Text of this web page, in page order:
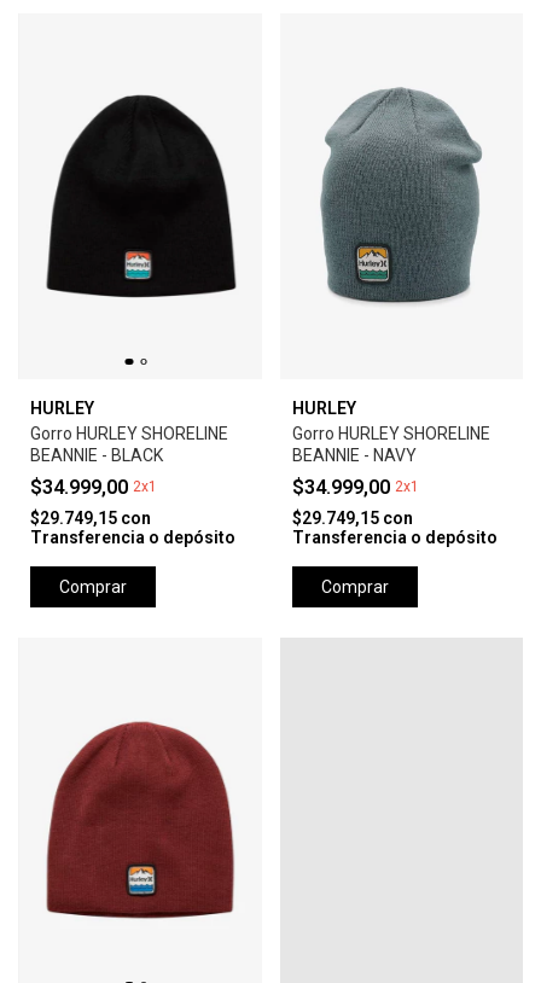
HURLEY
Gorro HURLEY SHORELINE
BEANNIE - BLACK
$34.999,00 2x1
$29.749,15 con
Transferencia o depósito
Comprar
HURLEY
Gorro HURLEY SHORELINE
BEANNIE - NAVY
$34.999,00 2x1
$29.749,15 con
Transferencia o depósito
Comprar